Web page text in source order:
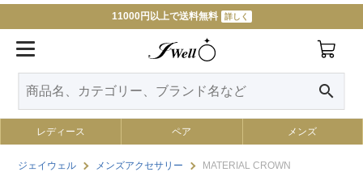
11000円以上で送料無料 詳しく
search
レディース ペア メンズ
ジェイウェル メンズアクセサリー MATERIAL CROWN